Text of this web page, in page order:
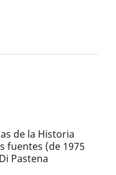
de la Historia
fuentes (de 1975
Pastena